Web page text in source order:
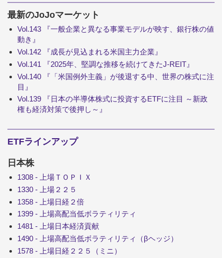
最新のJoJoマーケット
Vol.143 『一般企業と異なる事業モデルが映す、銀行株の値
動き』
Vol.142 『成長が見込まれる米国主力企業』
Vol.141 『2025年、堅調な推移を続けてきたJ-REIT』
Vol.140 『「米国例外主義」が後退する中、世界の株式に注
目』
Vol.139 『日本の半導体株式に投資するETFに注目 ～新政
権も経済対策で後押し～』
ETFラインアップ
日本株
1308 - 上場ＴＯＰＩＸ
1330 - 上場２２５
1358 - 上場日経２倍
1399 - 上場高配当低ボラティリティ
1481 - 上場日本経済貢献
1490 - 上場高配当低ボラティリティ（βヘッジ）
1578 - 上場日経２２５（ミニ）